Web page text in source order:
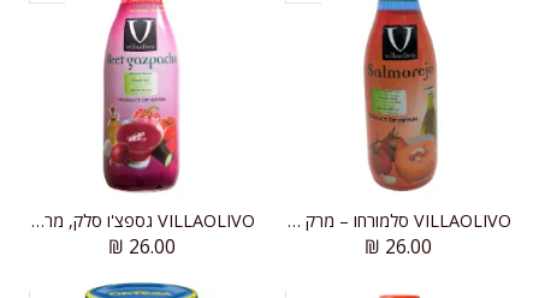
VILLAOLIVO סלמורחו – מרק עגבניות ספרדי קר
26.00
₪
VILLAOLIVO גספצ'ו סלק, מרק ירקות קר
26.00
₪